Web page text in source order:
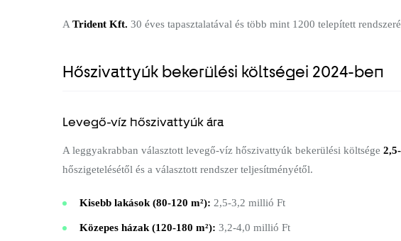
A Trident Kft. 30 éves tapasztalatával és több mint 1200 telepített
Hőszivattyúk bekerülési költségei 2024-ben
Levegő-víz hőszivattyúk ára
A leggyakrabban választott levegő-víz hőszivattyúk bekerülési költsége
hőszigetelésétől és a választott rendszer teljesítményétől.
Kisebb lakások (80-120 m²): 2,5-3,2 millió Ft
Közepes házak (120-180 m²): 3,2-4,0 millió Ft